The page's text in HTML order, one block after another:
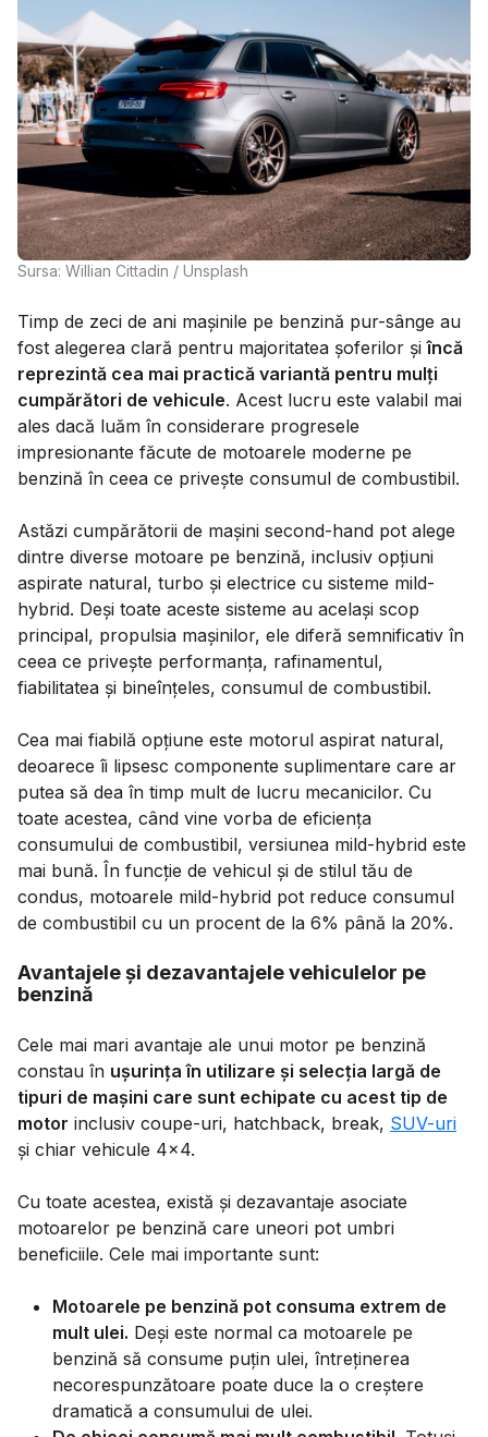
Sursa: Willian Cittadin / Unsplash
Timp de zeci de ani mașinile pe benzină pur-sânge au
fost alegerea clară pentru majoritatea șoferilor șiîncă
reprezintă cea mai practică variantă pentru mulți
cumpărători de vehicule. Acest lucru este valabil mai
ales dacă luăm în considerare progresele
impresionante făcute de motoarele moderne pe
benzină în ceea ce privește consumul de combustibil.
Astăzi cumpărătorii de mașini second-hand pot alege
dintre diverse motoare pe benzină, inclusiv opțiuni
aspirate natural, turbo și electrice cu sisteme mild-
hybrid. Deși toate aceste sisteme au același scop
principal, propulsia mașinilor, ele diferă semnificativ în
ceea ce privește performanța, rafinamentul,
fiabilitatea și bineînțeles, consumul de combustibil.
Cea mai fiabilă opțiune este motorul aspirat natural,
deoarece îi lipsesc componente suplimentare care ar
putea să dea în timp mult de lucru mecanicilor. Cu
toate acestea, când vine vorba de eficiența
consumului de combustibil, versiunea mild-hybrid este
mai bună. În funcție de vehicul și de stilul tău de
condus, motoarele mild-hybrid pot reduce consumul
de combustibil cu un procent de la 6% până la 20%.
Avantajele și dezavantajele vehiculelor pe
benzină
Cele mai mari avantaje ale unui motor pe benzină
constau în ușurința în utilizare și selecția largă de
tipuri de mașini care sunt echipate cu acest tip de
motor inclusiv coupe-uri, hatchback, break, SUV-uri
și chiar vehicule 4x4.
Cu toate acestea, există și dezavantaje asociate
motoarelor pe benzină care uneori pot umbri
beneficiile. Cele mai importante sunt:
Motoarele pe benzină pot consuma extrem de
mult ulei. Deși este normal ca motoarele pe
benzină să consume puțin ulei, întreținerea
necorespunzătoare poate duce la o creștere
dramatică a consumului de ulei.